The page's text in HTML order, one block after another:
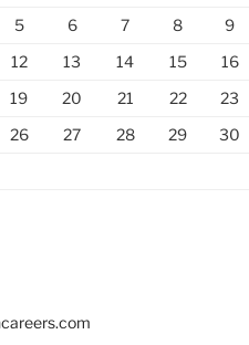
5 6 7 8
9
12 13 14 15
16
19 20 21 22
23
26 27 28 29
30